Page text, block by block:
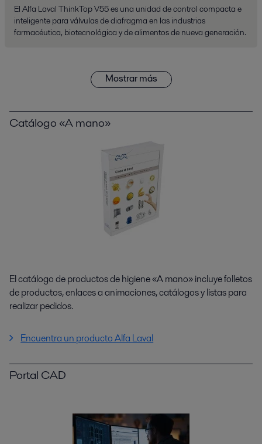
El Alfa Laval ThinkTop V55 es una unidad de control compacta e
inteligente para válvulas de diafragma en las industrias
farmacéutica, biotecnológica y de alimentos de nueva generación.
Mostrar más
Catálogo «A mano»
El catálogo de productos de higiene «A mano» incluye folletos
de productos, enlaces a animaciones, catálogos y listas para
realizar pedidos.
Encuentra un producto Alfa Laval
Portal CAD